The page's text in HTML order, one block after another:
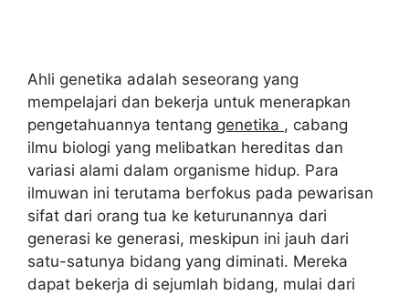
Ahli genetika adalah seseorang yang
mempelajari dan bekerja untuk menerapkan
pengetahuannya tentang genetika , cabang
ilmu biologi yang melibatkan hereditas dan
variasi alami dalam organisme hidup. Para
ilmuwan ini terutama berfokus pada pewarisan
sifat dari orang tua ke keturunannya dari
generasi ke generasi, meskipun ini jauh dari
satu-satunya bidang yang diminati. Mereka
dapat bekerja di sejumlah bidang, mulai dari